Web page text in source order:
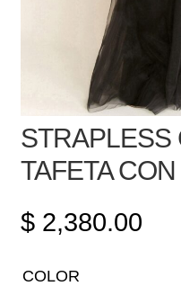
STRAPLESS
TAFETA
$2,380.00
COLOR